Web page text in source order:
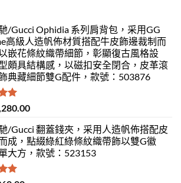
/Gucci Ophidia 系列肩背包，采用GG
高級人造帆佈材質搭配牛皮飾邊裁制而
嵌花條紋織帶細節，彰顯復古風格設
頗具結構感，以磁扣安全閉合，皮革滾
典藏細節雙G配件，款號：503876
/Gucci 翻蓋錢夾，采用人造帆佈搭配皮
成，點綴綠紅綠條紋織帶飾以雙G徽
大方，款號：523153